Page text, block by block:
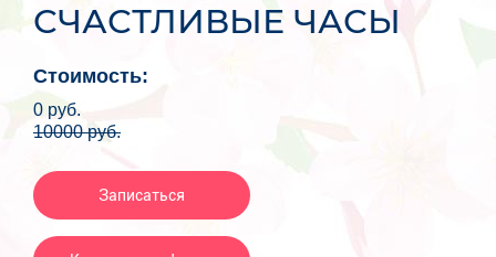
СЧАСТЛИВЫЕ ЧАСЫ
Стоимость:
0 руб.
10000руб.
Записаться